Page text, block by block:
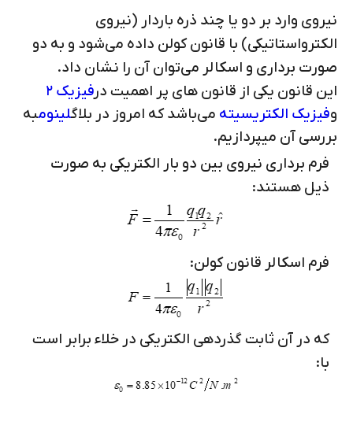
نیروی وارد بر دو یا چند ذره باردار (نیروی
الکترواستاتیکی) با قانون کولن داده می‌‌شود و به دو
صورت برداری و اسکالر می‌توان آن را نشان داد.
این قانون یکی از قانون های پر اهمیت درفیزیک 2
وفیزیک الکتریسیته می‌باشد که امروز در بلاگلینومبه
بررسی آن میپردازیم.
فرم برداری نیروی بین دو بار الکتریکی به صورت
ذیل هستند:
فرم اسکالر قانون کولن:
که در آن ثابت گذردهی الکتریکی در خلاء برابر است
با: